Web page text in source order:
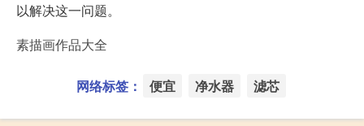
以解决这一问题。
素描画作品大全
网络标签： 便宜 净水器 滤芯